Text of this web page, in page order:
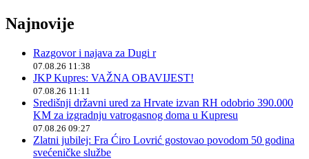
Najnovije
Razgovor i najava za Dugi r
07.08.26 11:38
JKP Kupres: VAŽNA OBAVIJEST!
07.08.26 11:11
Središnji državni ured za Hrvate izvan RH odobrio 390.000
KM za izgradnju vatrogasnog doma u Kupresu
07.08.26 09:27
Zlatni jubilej: Fra Ćiro Lovrić gostovao povodom 50 godina
svećeničke službe